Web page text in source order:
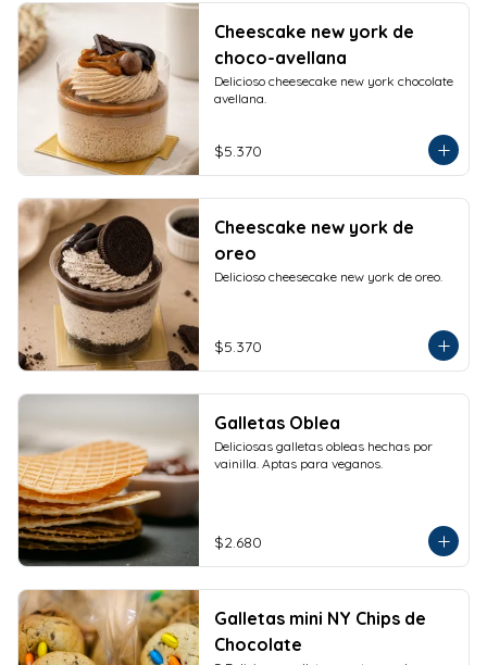
Cheescake new york de
choco-avellana
Delicioso cheesecake new york chocolate
avellana.
$5.370
Cheescake new york de
oreo
Delicioso cheesecake new york de oreo.
$5.370
Galletas Oblea
Deliciosas galletas obleas hechas por
vainilla. Aptas para veganos.
$2.680
Galletas mini NY Chips de
Chocolate